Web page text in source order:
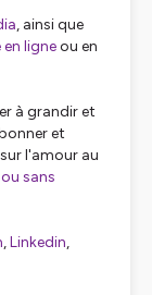
, ainsi que
ligneou en
à grandir et
et
l'amour au
sans
,Linkedin,